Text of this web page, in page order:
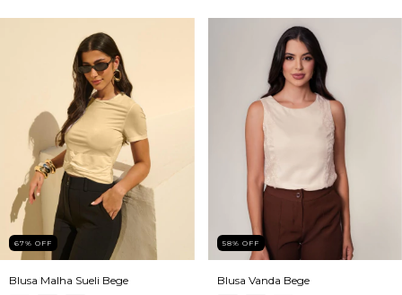
67% OFF
Blusa Malha Sueli Bege
58% OFF
Blusa Vanda Bege